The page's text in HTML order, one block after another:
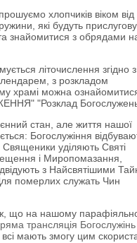
хлопчиків віком від
які будуть
знайомитися з обрядами
літочислення згідно з
з розкладом
храмі можна
"Розклад
стан, але життя нашої
Богослужіння
уділяють Святі
і Миропомазання,
з Найсвятішими
померлих служать Чин
що на нашому
трансляція Богослужінь
мають змогу цим